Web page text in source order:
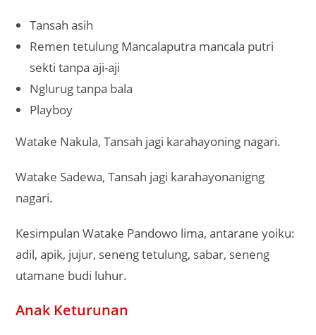
Tansah asih
Remen tetulung Mancalaputra mancala putri
sekti tanpa aji-aji
Nglurug tanpa bala
Playboy
Watake Nakula, Tansah jagi karahayoning nagari.
Watake Sadewa, Tansah jagi karahayonanigng
nagari.
Kesimpulan Watake Pandowo lima, antarane yoiku:
adil, apik, jujur, seneng tetulung, sabar, seneng
utamane budi luhur.
Anak Keturunan